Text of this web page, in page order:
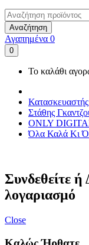
Αναζήτηση
Αγαπημένα 0
0
Το καλάθι
Κατασκευαστής
Στάθης
ONLY
Όλα Καλά Κι
Συνδεθείτε ή
λογαριασμό
Close